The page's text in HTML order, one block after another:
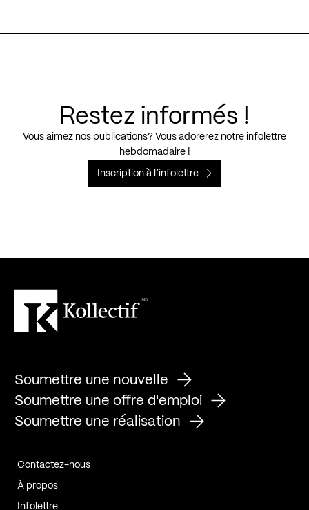
Restez informés !
Vous aimez nos publications? Vous adorerez notre infolettre
hebdomadaire !
Inscription à l’infolettre
Soumettre une nouvelle
Soumettre une offre d'emploi
Soumettre une réalisation
Contactez-nous
À propos
Infolettre